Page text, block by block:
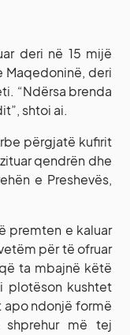
deri në 15 mijë
Maqedoninë, deri
“Ndërsa brenda
shtoi ai.
përgjatë kufirit
qendrën dhe
e Preshevës,
premten e kaluar
për të ofruar
ta mbajnë këtë
plotëson kushtet
apo ndonjë formë
më tej